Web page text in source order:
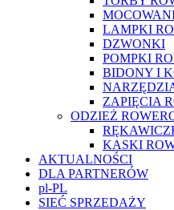
LAMPKI
DZWONKI
POMPKI
BIDONY I
ZAPIĘCIA
ODZIEŻ
KASKI
AKTUALNOŚCI
DLA PARTNERÓW
pl-PL
SIEĆ SPRZEDAŻY